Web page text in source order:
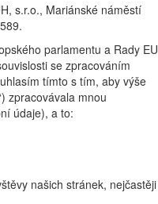
s.r.o., Mariánské náměstí
parlamentu a Rady EU
se zpracováním
tímto s tím, aby výše
zpracovávala mnou
údaje), a to:
našich stránek, nejčastěji